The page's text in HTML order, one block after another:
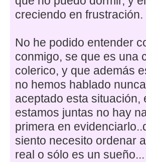
creciendo en frustración.
No he podido entender
conmigo, se que es una
colerico, y que además
no hemos hablado
aceptado esta situación,
estamos juntas no hay
primera en
siento necesito ordenar
real o sólo es un sueño...